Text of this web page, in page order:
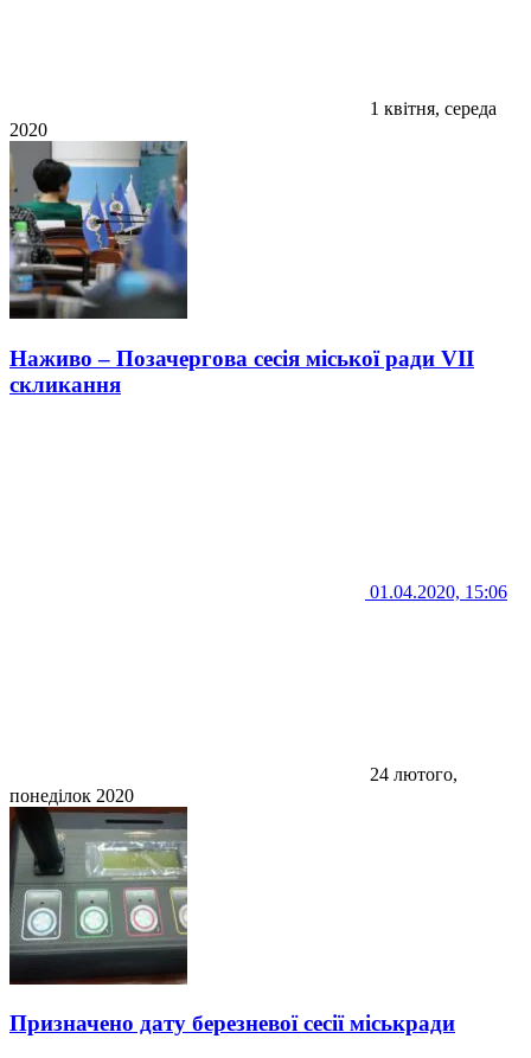
1 квітня, середа
2020
Наживо – Позачергова сесія міської ради VIІ
скликання
01.04.2020, 15:06
24 лютого,
понеділок 2020
Призначено дату березневої сесії міськради